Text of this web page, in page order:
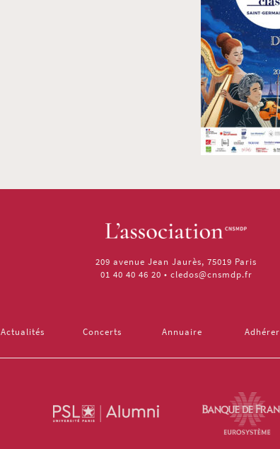
209 avenue Jean Jaurès, 75019 Paris
01 40 40 46 20 • cledos@cnsmdp.fr
Actualités Concerts Annuaire Adhérer